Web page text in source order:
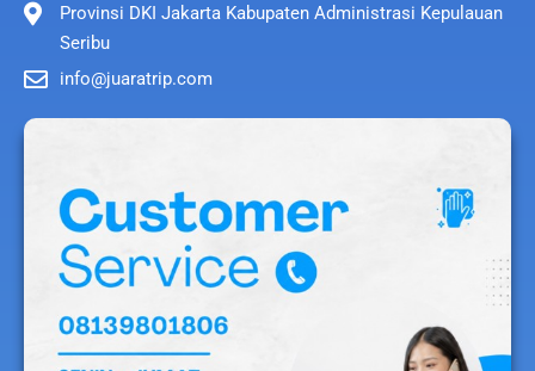
Provinsi DKI Jakarta Kabupaten Administrasi Kepulauan
Seribu
info@juaratrip.com